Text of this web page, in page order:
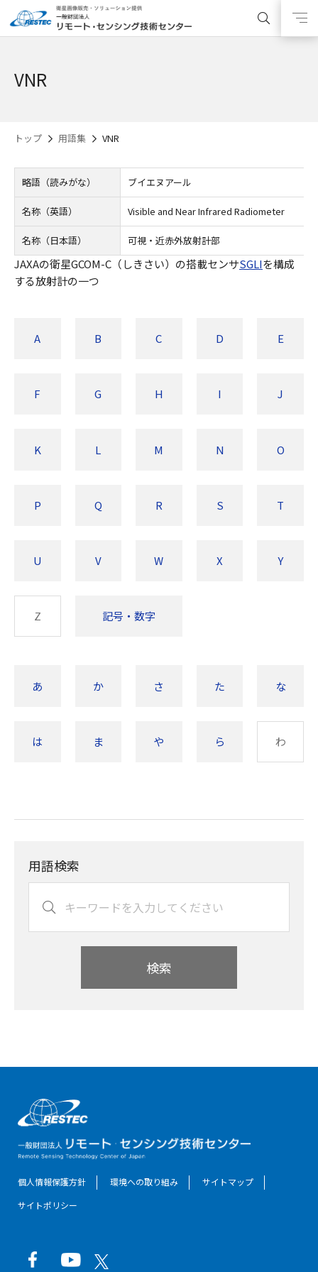
VNR
トップ 用語集 VNR
略語（読みがな） ブイエヌアール
名称（英語） Visible and Near Infrared Radiometer
名称（日本語） 可視・近赤外放射計部
JAXAの衛星GCOM-C（しきさい）の搭載センサSGLIを構成
する放射計の一つ
A B C D E
F G H I J
K L M N O
P Q R S T
U V W X Y
Z 記号・数字
あ か さ た な
は ま や ら わ
用語検索
検索
個人情報保護方針 環境への取り組み
サイトマップ
サイトポリシー